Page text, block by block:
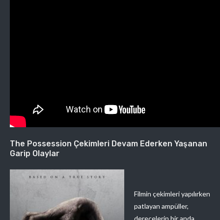
The Possession Çekimleri Devam Ederken Yaşanan
Garip Olaylar
Filmin çekimleri yapılırken
patlayan ampüller,
derecelerin bir anda